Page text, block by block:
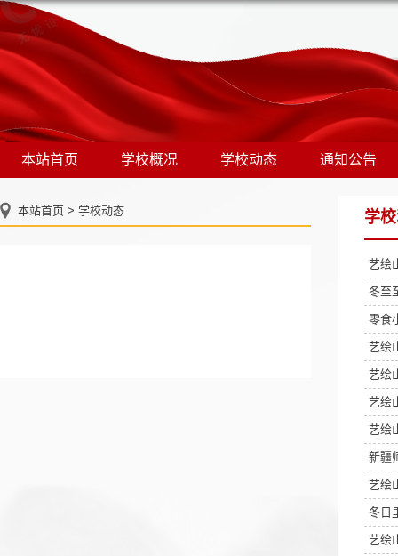
本站首页 学校概况 学校动态 通知公告
本站首页 > 学校动态 学
艺绘
冬至
零食
艺绘
艺绘
艺绘
艺绘
新疆
艺绘
冬日
艺绘